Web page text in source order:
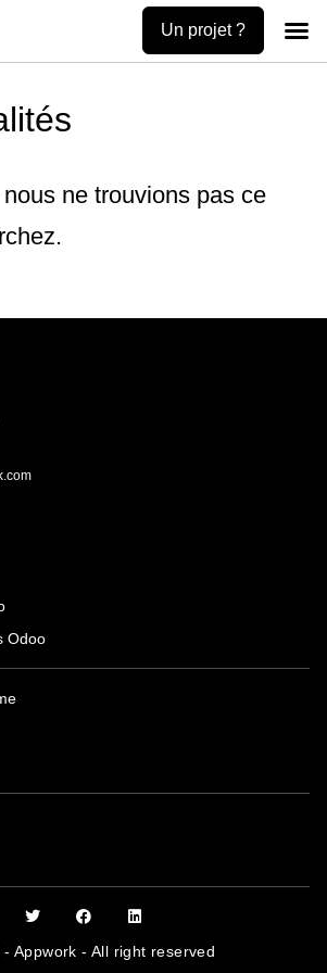
Un projet ?
ne trouvions pas ce
Odoo
Appwork - All right reserved